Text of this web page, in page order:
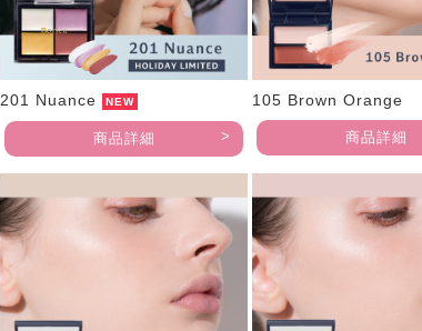
201 Nuance NEW
商品詳細
105 Brown Orange
商品詳細